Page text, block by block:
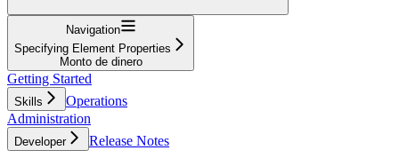
Navigation
Specifying Element Properties
Monto de dinero
Getting Started
Skills
Operations
Administration
Developer Release Notes